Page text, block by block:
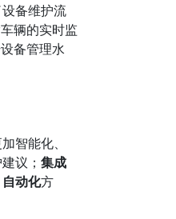
备维护流
辆的实时监
备管理水
智能化、
议；集成
自动化方